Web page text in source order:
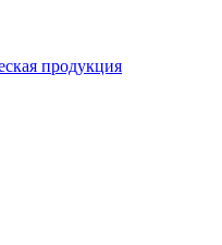
продукция